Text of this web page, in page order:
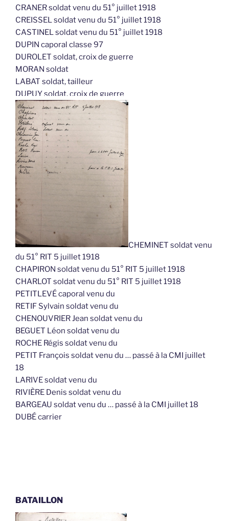
CRANER soldat venu du 51° juillet 1918
CREISSEL soldat venu du 51° juillet 1918
CASTINEL soldat venu du 51° juillet 1918
DUPIN caporal classe 97
DUROLET soldat, croix de guerre
MORAN soldat
LABAT soldat, tailleur
DUPUY soldat, croix de guerre
CHEMINET soldat venu
du 51° RIT 5 juillet 1918
CHAPIRON soldat venu du 51° RIT 5 juillet 1918
CHARLOT soldat venu du 51° RIT 5 juillet 1918
PETITLEVÉ caporal venu du
RETIF Sylvain soldat venu du
CHENOUVRIER Jean soldat venu du
BEGUET Léon soldat venu du
ROCHE Régis soldat venu du
PETIT François soldat venu du … passé à la CMI juillet
18
LARIVE soldat venu du
RIVIÈRE Denis soldat venu du
BARGEAU soldat venu du … passé à la CMI juillet 18
DUBÉ carrier
BATAILLON